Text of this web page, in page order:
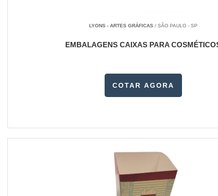
LYONS - ARTES GRÁFICAS/ SÃO PAULO - SP
EMBALAGENS CAIXAS PARA
COTAR AGORA